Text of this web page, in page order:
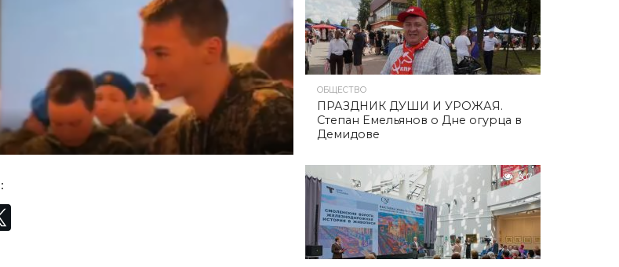
ОБЩЕСТВО
ПРАЗДНИК ДУШИ И УРОЖАЯ.
Степан Емельянов о Дне огурца в
Демидове
307